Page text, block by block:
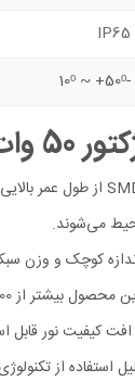
IP65
-10ᵒ ~ +50ᵒ
وات:
می‌شوند.
کیفیت نور قابل
استفاده از